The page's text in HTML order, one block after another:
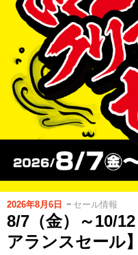
2026年8月6日 セール情報
8/7（金）～10/
アランスセール